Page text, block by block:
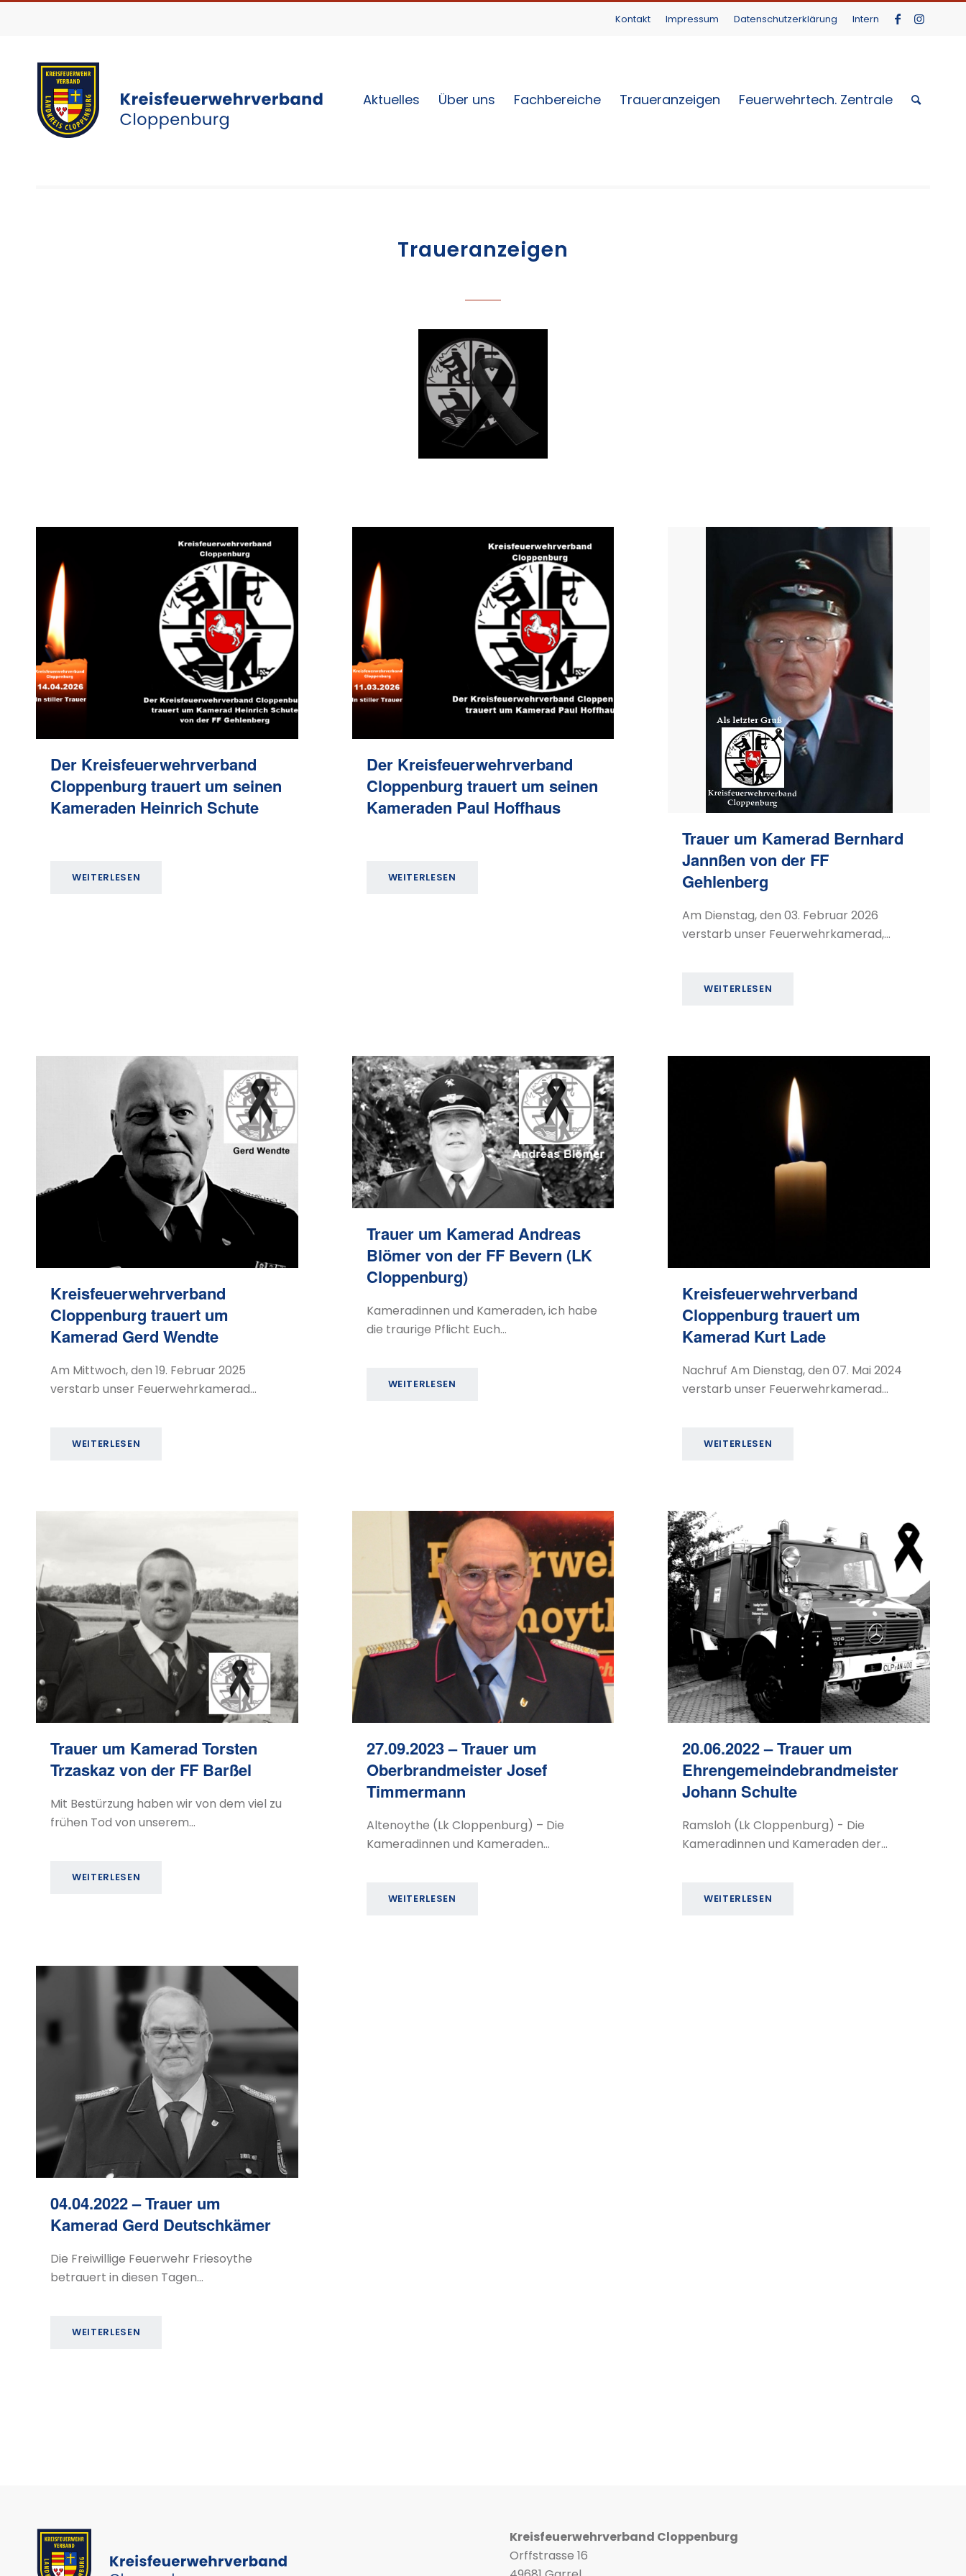
Kontakt Impressum Datenschutzerklärung Intern
Aktuelles Über uns Fachbereiche Traueranzeigen Feuerwehrtech. Zentrale
Traueranzeigen
Der Kreisfeuerwehrverband
Cloppenburg trauert um seinen
Kameraden Heinrich Schute
WEITERLESEN
Der Kreisfeuerwehrverband
Cloppenburg trauert um seinen
Kameraden Paul Hoffhaus
WEITERLESEN
Trauer um Kamerad Bernhard
Jannßen von der FF
Gehlenberg
Am Dienstag, den 03. Februar 2026
verstarb unser Feuerwehrkamerad,…
WEITERLESEN
Kreisfeuerwehrverband
Cloppenburg trauert um
Kamerad Gerd Wendte
Am Mittwoch, den 19. Februar 2025
verstarb unser Feuerwehrkamerad…
WEITERLESEN
Trauer um Kamerad Andreas
Blömer von der FF Bevern (LK
Cloppenburg)
Kameradinnen und Kameraden, ich habe
die traurige Pflicht Euch…
WEITERLESEN
Kreisfeuerwehrverband
Cloppenburg trauert um
Kamerad Kurt Lade
Nachruf Am Dienstag, den 07. Mai 2024
verstarb unser Feuerwehrkamerad…
WEITERLESEN
Trauer um Kamerad Torsten
Trzaskaz von der FF Barßel
Mit Bestürzung haben wir von dem viel zu
frühen Tod von unserem…
WEITERLESEN
27.09.2023 – Trauer um
Oberbrandmeister Josef
Timmermann
Altenoythe (Lk Cloppenburg) – Die
Kameradinnen und Kameraden…
WEITERLESEN
20.06.2022 – Trauer um
Ehrengemeindebrandmeister
Johann Schulte
Ramsloh (Lk Cloppenburg) - Die
Kameradinnen und Kameraden der…
WEITERLESEN
04.04.2022 – Trauer um
Kamerad Gerd Deutschkämer
Die Freiwillige Feuerwehr Friesoythe
betrauert in diesen Tagen…
WEITERLESEN
Kreisfeuerwehrverband Cloppenburg
Orffstrasse 16